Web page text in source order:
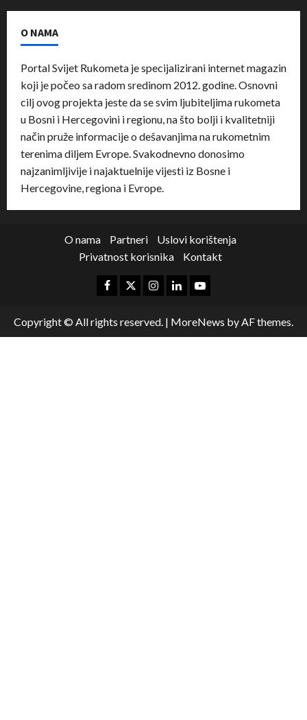
O NAMA
Portal Svijet Rukometa je specijalizirani internet magazin
koji je počeo sa radom sredinom 2012. godine. Osnovni
cilj ovog projekta jeste da se svim ljubiteljima rukometa
u Bosni i Hercegovini i regionu, na što bolji i kvalitetniji
način pruže informacije o dešavanjima na rukometnim
terenima diljem Evrope. Svakodnevno donosimo
najzanimljivije i najaktuelnije vijesti iz Bosne i
Hercegovine, regiona i Evrope.
O nama Partneri
Uslovi korištenja
Privatnost korisnika
Kontakt
Copyright © All rights reserved. | MoreNews by AF themes.